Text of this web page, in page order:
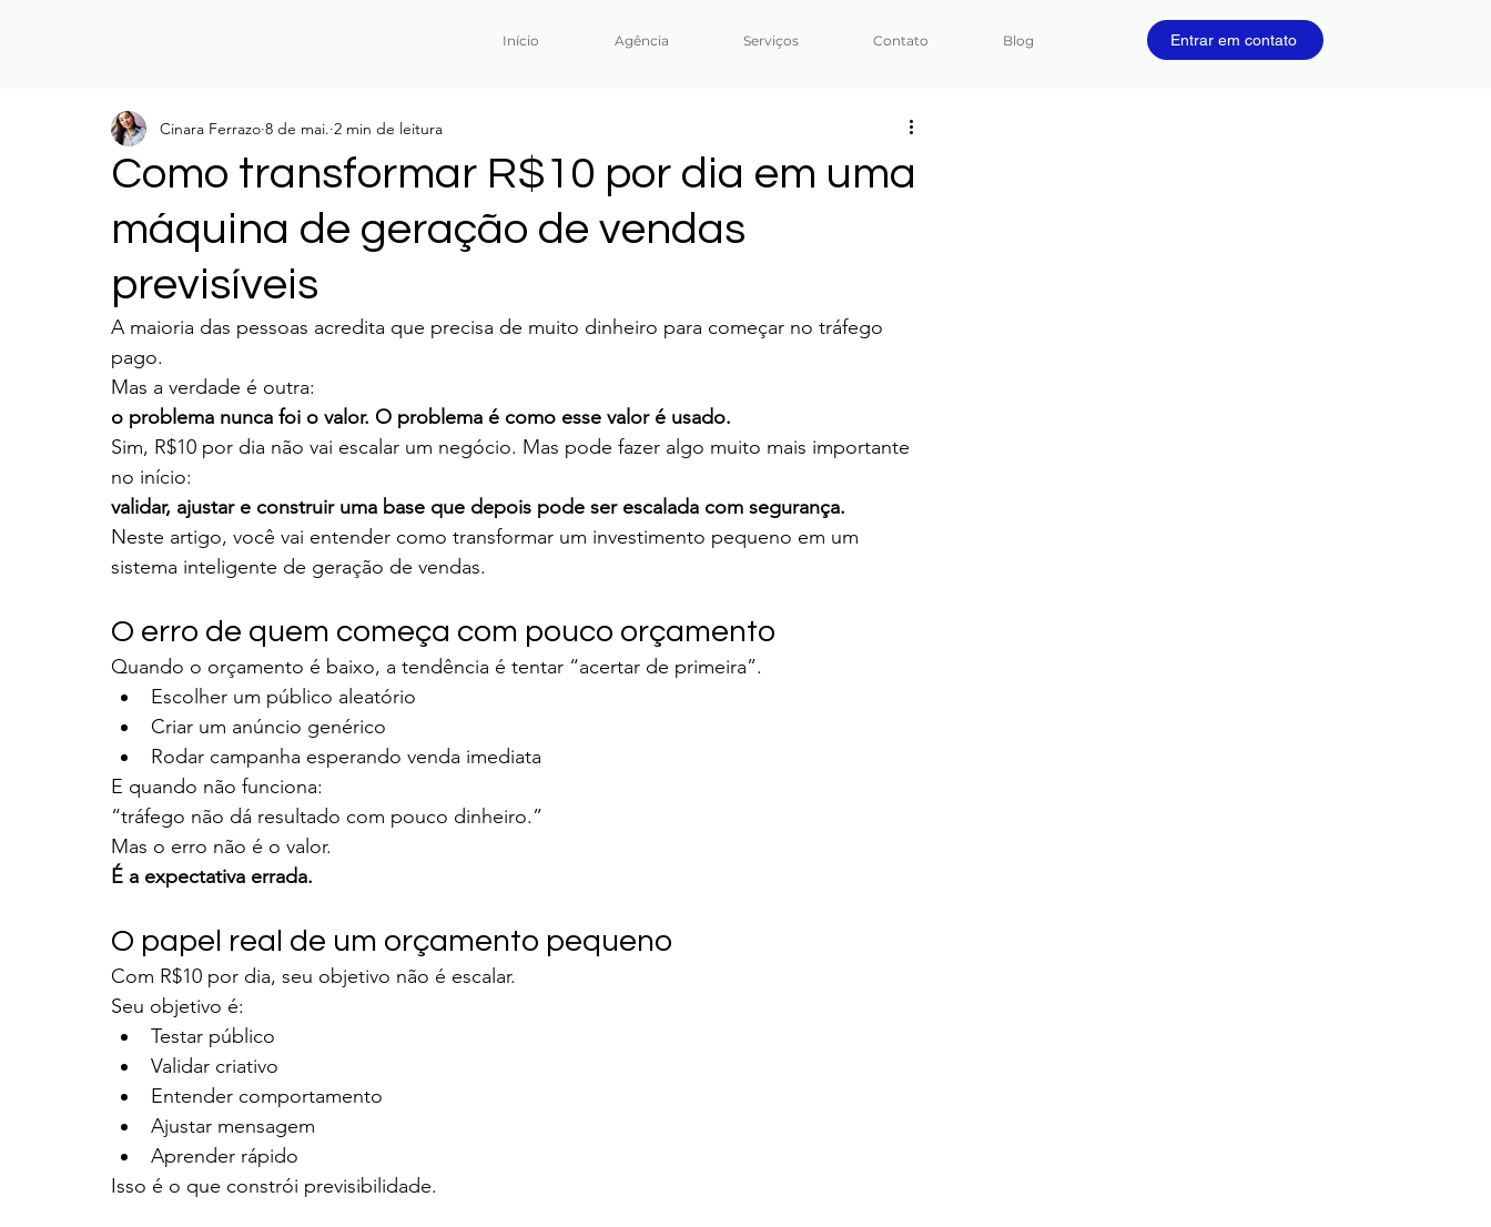
Início Agência Serviços Contato Blog Entrar em contato
Como transformar R$10 por dia em uma
máquina de geração de vendas
previsíveis
Cinara Ferrazo 8 de mai. 2 min de leitura
A maioria das pessoas acredita que precisa de muito dinheiro para começar no tráfego
pago.
Mas a verdade é outra:
o problema nunca foi o valor. O problema é como esse valor é usado.
Sim, R$10 por dia não vai escalar um negócio. Mas pode fazer algo muito mais importante
no início:
validar, ajustar e construir uma base que depois pode ser escalada com segurança.
Neste artigo, você vai entender como transformar um investimento pequeno em um
sistema inteligente de geração de vendas.
O erro de quem começa com pouco orçamento
Quando o orçamento é baixo, a tendência é tentar “acertar de primeira”.
Escolher um público aleatório
Criar um anúncio genérico
Rodar campanha esperando venda imediata
E quando não funciona:
“tráfego não dá resultado com pouco dinheiro.”
Mas o erro não é o valor.
É a expectativa errada.
O papel real de um orçamento pequeno
Com R$10 por dia, seu objetivo não é escalar.
Seu objetivo é:
Testar público
Validar criativo
Entender comportamento
Ajustar mensagem
Aprender rápido
Isso é o que constrói previsibilidade.